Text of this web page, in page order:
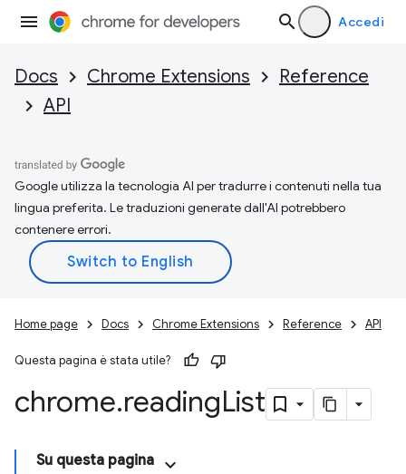
Accedi
Docs Chrome Extensions
Reference
API
Google utilizza la tecnologia AI per tradurre i contenuti nella tua
lingua preferita. Le traduzioni generate dall'AI potrebbero
contenere errori.
Home page Docs Chrome Extensions Reference API
Questa pagina è stata utile?
chrome.readingList
Su questa pagina